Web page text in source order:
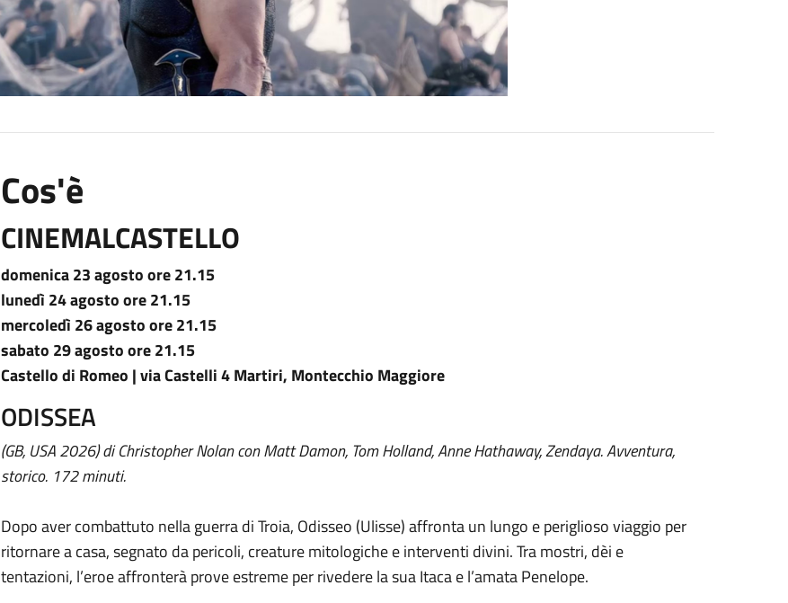
Cos'è
CINEMALCASTELLO
domenica 23 agosto ore 21.15
lunedì 24 agosto ore 21.15
mercoledì 26 agosto ore 21.15
sabato 29 agosto ore 21.15
Castello di Romeo | via Castelli 4 Martiri, Montecchio Maggiore
ODISSEA
(GB, USA 2026) di Christopher Nolan con Matt Damon, Tom Holland, Anne Hathaway, Zendaya. Avventura,
storico. 172 minuti.
Dopo aver combattuto nella guerra di Troia, Odisseo (Ulisse) affronta un lungo e periglioso viaggio per
ritornare a casa, segnato da pericoli, creature mitologiche e interventi divini. Tra mostri, dèi e
tentazioni, l’eroe affronterà prove estreme per rivedere la sua Itaca e l’amata Penelope.